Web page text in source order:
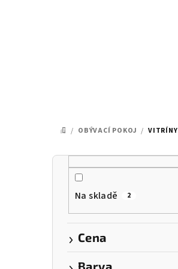
DOMŮ
/ OBÝVACÍ POKOJ / VITRÍNY
P
Na skladě 2
Cena
Barva